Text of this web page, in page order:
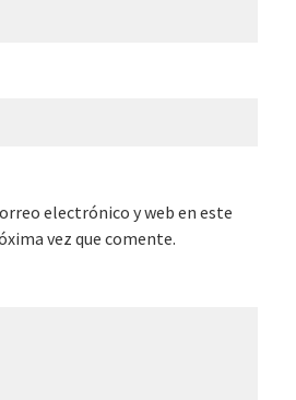
electrónico y web en este
vez que comente.